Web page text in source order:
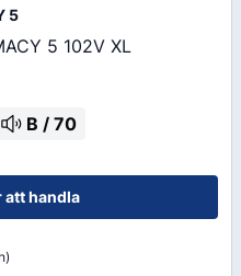
5
5 102V XL
B / 70
att handla